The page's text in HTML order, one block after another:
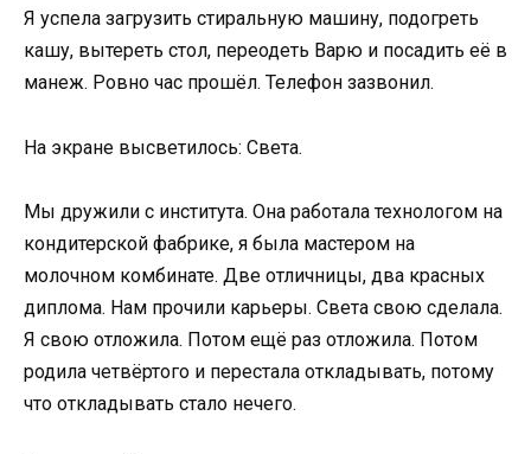
Я успела загрузить стиральную машину, подогреть
кашу, вытереть стол, переодеть Варю и посадить её в
манеж. Ровно час прошёл. Телефон зазвонил.
На экране высветилось: Света.
Мы дружили с института. Она работала технологом на
кондитерской фабрике, я была мастером на
молочном комбинате. Две отличницы, два красных
диплома. Нам прочили карьеры. Света свою сделала.
Я свою отложила. Потом ещё раз отложила. Потом
родила четвёртого и перестала откладывать, потому
что откладывать стало нечего.